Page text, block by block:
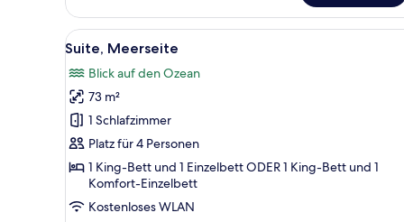
1 King-
Bett
Alle
Fotos
für
Suite,
Meerseite
anzeigen
Hochwertige Bettwaren,
9
Suite, Meerseite
Blick auf den Ozean
73 m²
1 Schlafzimmer
Platz für 4 Personen
1 King-Bett und 1 Einzelbett ODER 1 King-Bett und 1
Komfort-Einzelbett
Kostenloses WLAN